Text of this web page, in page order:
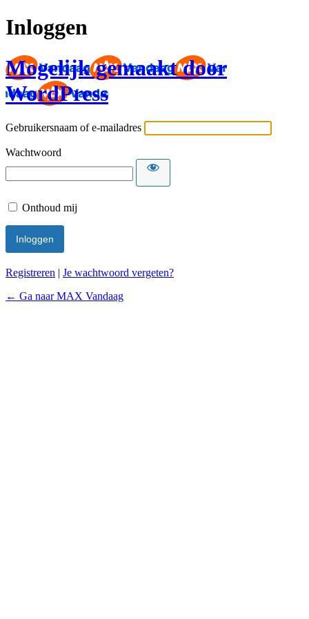
Inloggen
Mogelijk gemaakt door
WordPress
Gebruikersnaam of e-mailadres
Wachtwoord
Onthoud mij
Registreren | Je wachtwoord vergeten?
← Ga naar MAX Vandaag